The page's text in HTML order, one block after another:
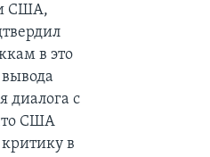
США,
в это
диалога с
США
в